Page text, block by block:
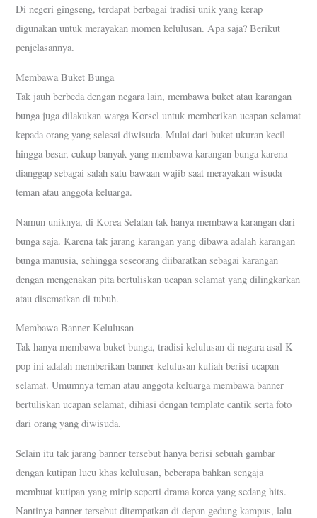
Di negeri gingseng, terdapat berbagai tradisi unik yang kerap
digunakan untuk merayakan momen kelulusan. Apa saja? Berikut
penjelasannya.
Membawa Buket Bunga
Tak jauh berbeda dengan negara lain, membawa buket atau karangan
bunga juga dilakukan warga Korsel untuk memberikan ucapan selamat
kepada orang yang selesai diwisuda. Mulai dari buket ukuran kecil
hingga besar, cukup banyak yang membawa karangan bunga karena
dianggap sebagai salah satu bawaan wajib saat merayakan wisuda
teman atau anggota keluarga.
Namun uniknya, di Korea Selatan tak hanya membawa karangan dari
bunga saja. Karena tak jarang karangan yang dibawa adalah karangan
bunga manusia, sehingga seseorang diibaratkan sebagai karangan
dengan mengenakan pita bertuliskan ucapan selamat yang dilingkarkan
atau disematkan di tubuh.
Membawa Banner Kelulusan
Tak hanya membawa buket bunga, tradisi kelulusan di negara asal K-
pop ini adalah memberikan banner kelulusan kuliah berisi ucapan
selamat. Umumnya teman atau anggota keluarga membawa banner
bertuliskan ucapan selamat, dihiasi dengan template cantik serta foto
dari orang yang diwisuda.
Selain itu tak jarang banner tersebut hanya berisi sebuah gambar
dengan kutipan lucu khas kelulusan, beberapa bahkan sengaja
membuat kutipan yang mirip seperti drama korea yang sedang hits.
Nantinya banner tersebut ditempatkan di depan gedung kampus, lalu